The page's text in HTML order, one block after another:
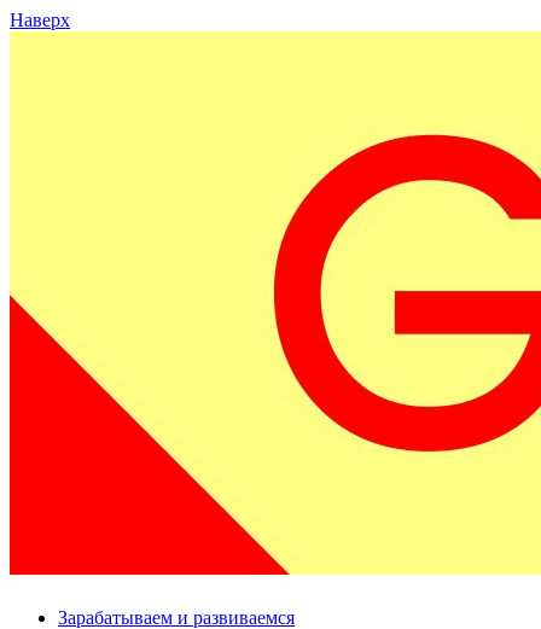
Наверх
Зарабатываем и развиваемся